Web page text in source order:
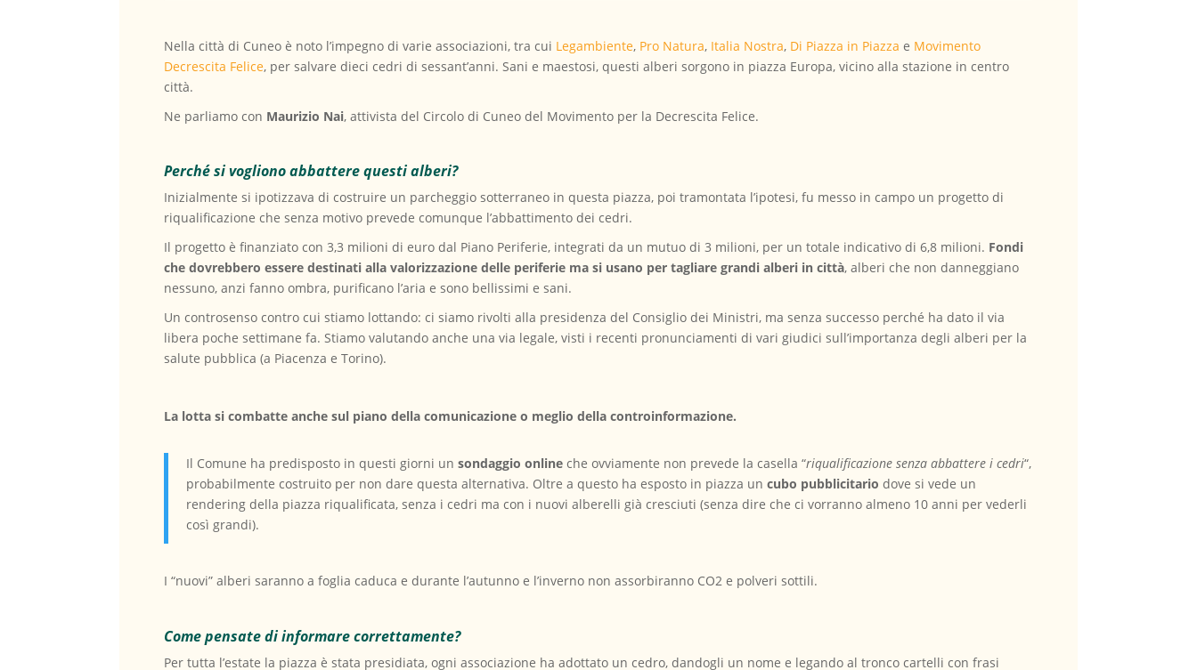
Nella città di Cuneo è noto l’impegno di varie associazioni, tra cui Legambiente, Pro Natura, Italia Nostra, Di Piazza in Piazza e Movimento
Decrescita Felice, per salvare dieci cedri di sessant’anni. Sani e maestosi, questi alberi sorgono in piazza Europa, vicino alla stazione in centro
città.
Ne parliamo con Maurizio Nai, attivista del Circolo di Cuneo del Movimento per la Decrescita Felice.
Perché si vogliono abbattere questi alberi?
Inizialmente si ipotizzava di costruire un parcheggio sotterraneo in questa piazza, poi tramontata l’ipotesi, fu messo in campo un progetto di
riqualificazione che senza motivo prevede comunque l’abbattimento dei cedri.
Il progetto è finanziato con 3,3 milioni di euro dal Piano Periferie, integrati da un mutuo di 3 milioni, per un totale indicativo di 6,8 milioni. Fondi
che dovrebbero essere destinati alla valorizzazione delle periferie ma si usano per tagliare grandi alberi in città, alberi che non danneggiano
nessuno, anzi fanno ombra, purificano l’aria e sono bellissimi e sani.
Un controsenso contro cui stiamo lottando: ci siamo rivolti alla presidenza del Consiglio dei Ministri, ma senza successo perché ha dato il via
libera poche settimane fa. Stiamo valutando anche una via legale, visti i recenti pronunciamenti di vari giudici sull’importanza degli alberi per la
salute pubblica (a Piacenza e Torino).
La lotta si combatte anche sul piano della comunicazione o meglio della controinformazione.
Il Comune ha predisposto in questi giorni unsondaggio online che ovviamente non prevede la casella “riqualificazione senza abbattere i cedri“,
probabilmente costruito per non dare questa alternativa. Oltre a questo ha esposto in piazza uncubo pubblicitario dove si vede un
rendering della piazza riqualificata, senza i cedri ma con i nuovi alberelli già cresciuti (senza dire che ci vorranno almeno 10 anni per vederli
così grandi).
I “nuovi” alberi saranno a foglia caduca e durante l’autunno e l’inverno non assorbiranno CO2 e polveri sottili.
Come pensate di informare correttamente?
Per tutta l’estate la piazza è stata presidiata, ogni associazione ha adottato un cedro, dandogli un nome e legando al tronco cartelli con frasi